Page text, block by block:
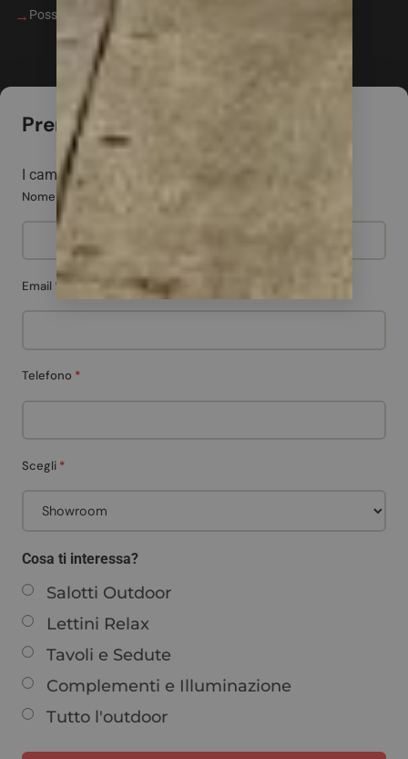
Possibilità di ritiro immediato o consegna
Prenota la visita
I campi contrassegnati con
Nome e Cognome
Email *
Telefono *
Scegli *
Cosa ti interessa?
Salotti Outdoor
Lettini Relax
Tavoli e Sedute
Complementi e Illuminazione
Tutto l'outdoor